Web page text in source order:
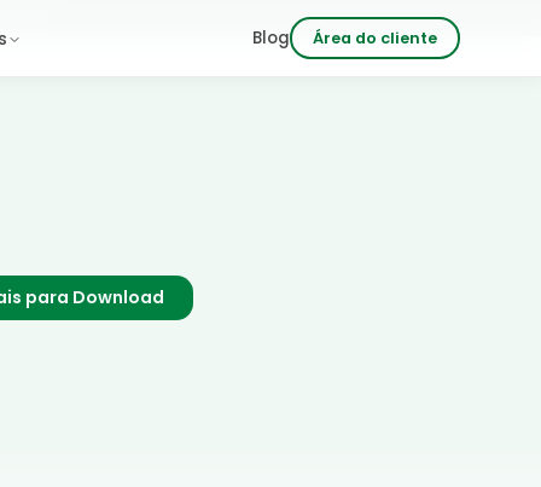
Blog Área do cliente
para Download